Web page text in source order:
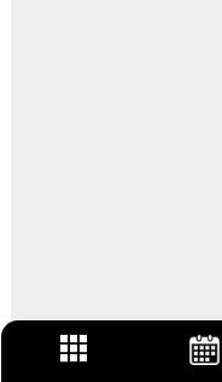
新着中古 SHIMANO